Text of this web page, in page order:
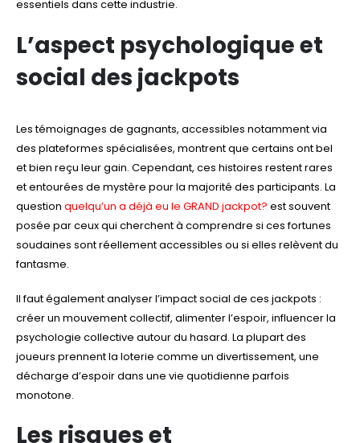
essentiels dans cette industrie.
L’aspect psychologique et
social des jackpots
Les témoignages de gagnants, accessibles notamment via
des plateformes spécialisées, montrent que certains ont bel
et bien reçu leur gain. Cependant, ces histoires restent rares
et entourées de mystère pour la majorité des participants. La
question quelqu’un a déjà eu le GRAND jackpot? est souvent
posée par ceux qui cherchent à comprendre si ces fortunes
soudaines sont réellement accessibles ou si elles relèvent du
fantasme.
Il faut également analyser l’impact social de ces jackpots :
créer un mouvement collectif, alimenter l’espoir, influencer la
psychologie collective autour du hasard. La plupart des
joueurs prennent la loterie comme un divertissement, une
décharge d’espoir dans une vie quotidienne parfois
monotone.
Les risques et